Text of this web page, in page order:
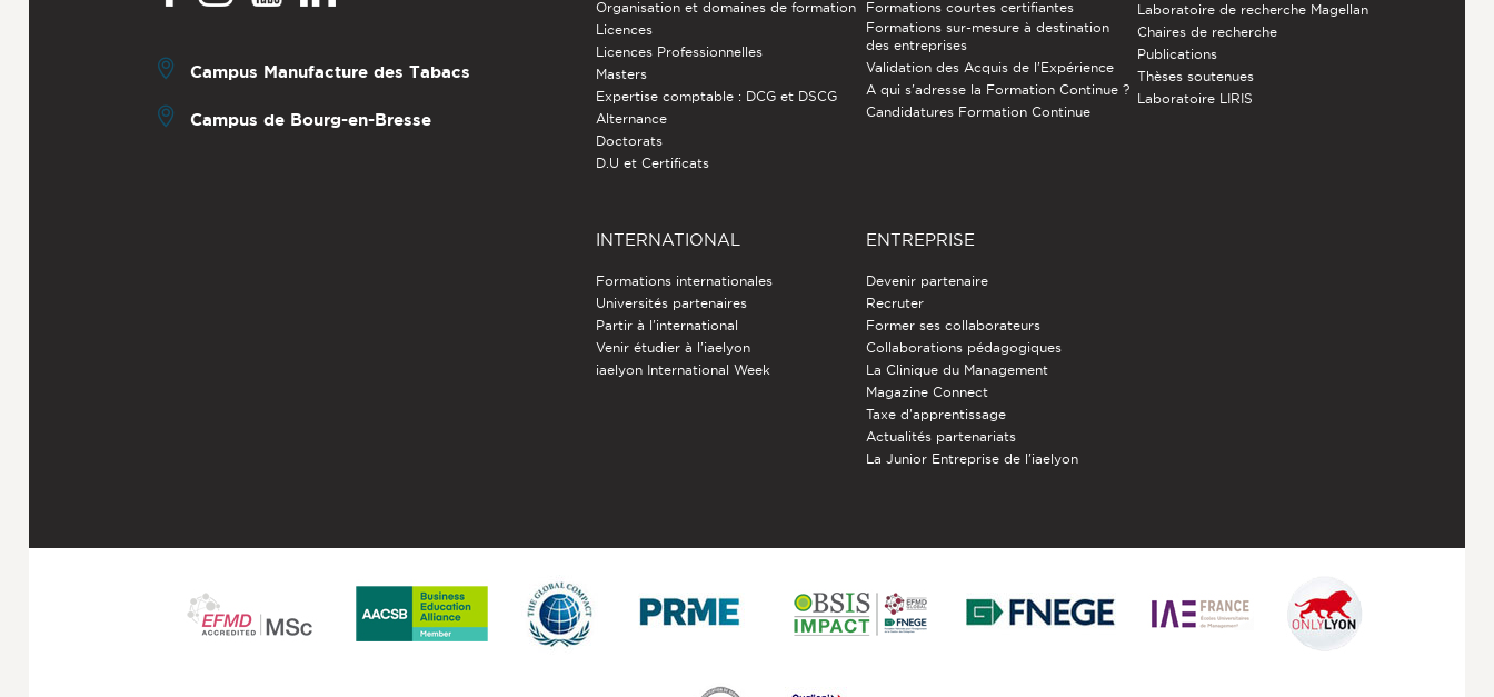
Campus Manufacture des Tabacs
Campus de Bourg-en-Bresse
Organisation et domaines de formation
Licences
Licences Professionnelles
Masters
Expertise comptable : DCG et DSCG
Alternance
Doctorats
D.U et Certificats
Formations courtes certifiantes
Formations sur-mesure à destination
des entreprises
Validation des Acquis de l’Expérience
A qui s'adresse la Formation Continue ?
Candidatures Formation Continue
Laboratoire de recherche Magellan
Chaires de recherche
Publications
Thèses soutenues
Laboratoire LIRIS
INTERNATIONAL
Formations internationales
Universités partenaires
Partir à l'international
Venir étudier à l’iaelyon
iaelyon International Week
ENTREPRISE
Devenir partenaire
Recruter
Former ses collaborateurs
Collaborations pédagogiques
La Clinique du Management
Magazine Connect
Taxe d'apprentissage
Actualités partenariats
La Junior Entreprise de l'iaelyon